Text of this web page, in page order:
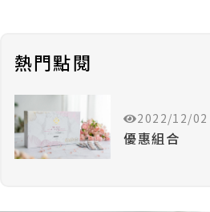
熱門點閱
2022/12/02
優惠組合